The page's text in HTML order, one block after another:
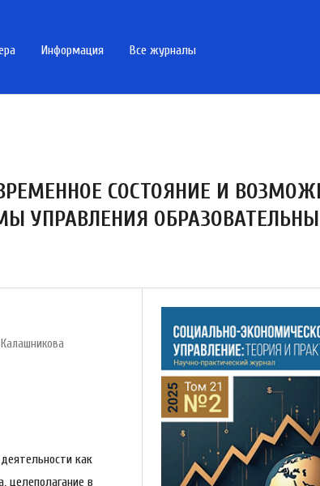
Информация Все журналы
СОСТОЯНИЕ И
УПРАВЛЕНИЯ
как
целеполагание в